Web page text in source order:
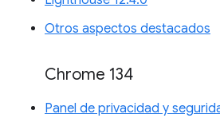
Otros aspectos destacados
Chrome 134
Panel de privacidad y